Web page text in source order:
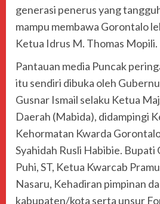
generasi penerus yang
mampu membawa Gorontalo
Ketua Idrus M. Thomas Mopili.
Pantauan media Puncak
itu sendiri dibuka oleh
Gusnar Ismail selaku Ketua
Daerah (Mabida), didampingi
Kehormatan Kwarda
Syahidah Rusli Habibie. Bupati
Puhi, ST, Ketua Kwarcab
Nasaru, Kehadiran pimpinan
kabupaten/kota serta unsur